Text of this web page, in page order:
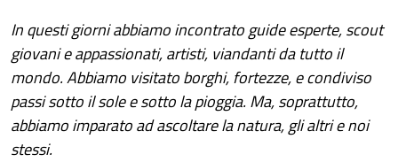
In questi giorni abbiamo incontrato guide esperte, scout
giovani e appassionati, artisti, viandanti da tutto il
mondo. Abbiamo visitato borghi, fortezze, e condiviso
passi sotto il sole e sotto la pioggia. Ma, soprattutto,
abbiamo imparato ad ascoltare la natura, gli altri e noi
stessi.